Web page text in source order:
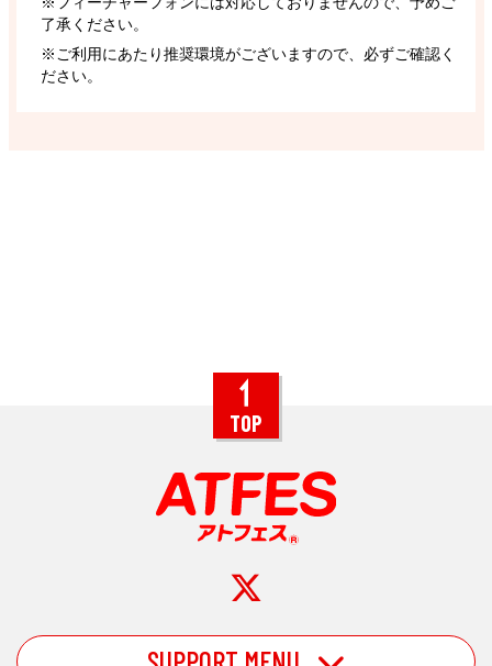
※フィーチャーフォンには対応しておりませんので、予めご
了承ください。
※ご利用にあたり推奨環境がございますので、必ずご確認く
ださい。
TOP